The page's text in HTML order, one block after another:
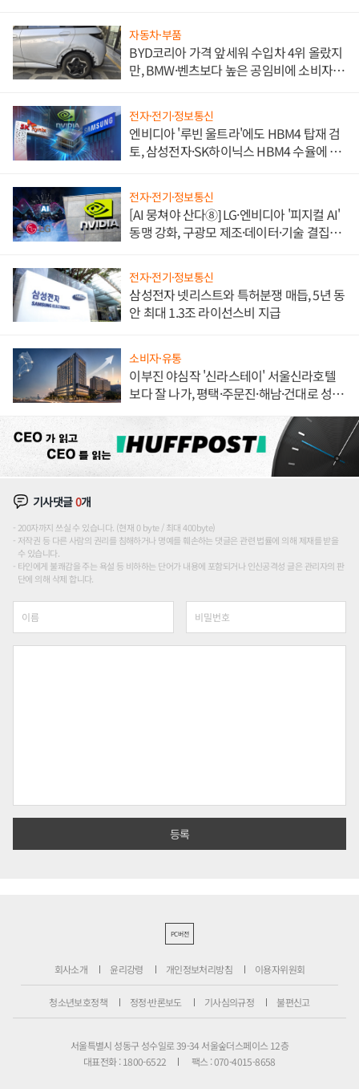
자동차·부품
BYD코리아 가격 앞세워 수입차 4위 올랐지
만, BMW·벤츠보다 높은 공임비에 소비자
전자·전기·정보통신
엔비디아 '루빈 울트라'에도 HBM4 탑재 검
토, 삼성전자·SK하이닉스 HBM4 수율에 주
전자·전기·정보통신
[AI 뭉쳐야 산다⑧] LG·엔비디아 '피지컬 AI'
동맹 강화, 구광모 제조·데이터·기술 결집
전자·전기·정보통신
삼성전자 넷리스트와 특허분쟁 매듭, 5년 동
안 최대 1.3조 라이선스비 지급
소비자·유통
이부진 야심작 '신라스테이' 서울신라호텔
보다 잘 나가, 평택·주문진·해남·건대로 성
기사댓글0개
200자까지 쓰실 수 있습니다. (현재 0 byte / 최대 400byte)
저작권 등 다른 사람의 권리를 침해하거나 명예를 훼손하는 댓글은 관련 법률에 의해 제재를 받을
수 있습니다.
타인에게 불쾌감을 주는 욕설 등 비하하는 단어가 내용에 포함되거나 인신공격성 글은 관리자의 판
단에 의해 삭제 합니다.
PC버전
회사소개 윤리강령 개인정보처리방침 이용자위원회
청소년보호정책 정정·반론보도 기사심의규정 불편신고
서울특별시 성동구 성수일로 39-34 서울숲더스페이스 12층
대표전화 : 1800-6522
팩스 : 070-4015-8658